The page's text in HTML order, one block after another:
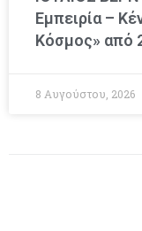
Εμπειρία –
Κόσμος» από
8 Αυγούστου, 2026